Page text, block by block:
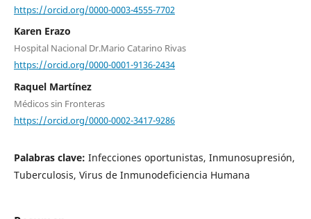
https://orcid.org/0000-0003-4555-7702
Karen Erazo
Hospital Nacional Dr.Mario Catarino Rivas
https://orcid.org/0000-0001-9136-2434
Raquel Martínez
Médicos sin Fronteras
https://orcid.org/0000-0002-3417-9286
Palabras clave: Infecciones oportunistas, Inmunosupresión,
Tuberculosis, Virus de Inmunodeficiencia Humana